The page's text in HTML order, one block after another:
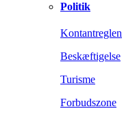
Politik
Kontantreglen
Beskæftigelse
Turisme
Forbudszone